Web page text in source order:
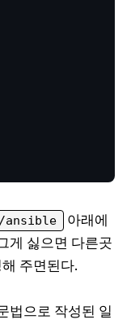
아래에
게 싫으면 다른곳
주면된다.
으로 작성된 일